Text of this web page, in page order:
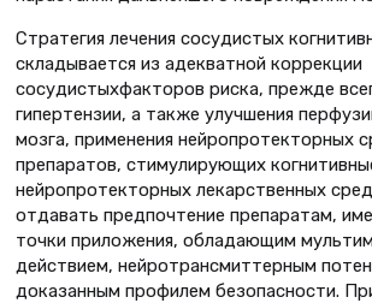
Стратегия лечения сосудистых
складывается из адекватной коррекции
сосудистыхфакторов риска, прежде
гипертензии, а также улучшения
мозга, применения нейропротекторных
препаратов, стимулирующих
нейропротекторных лекарственных
отдавать предпочтение препаратам,
точки приложения, обладающим
действием, нейротрансмиттерным
доказанным профилем безопасности.